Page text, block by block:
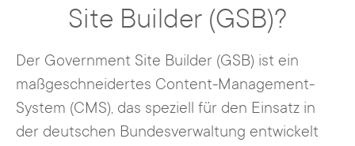
Site Builder (GSB)?
Der Government Site Builder (GSB) ist ein
maßgeschneidertes Content-Management-
System (CMS), das speziell für den Einsatz in
der deutschen Bundesverwaltung entwickelt